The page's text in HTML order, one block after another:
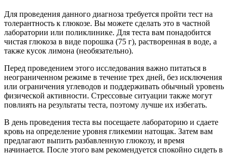
Для проведения данного диагноза требуется пройти тест на
толерантность к глюкозе. Вы можете сделать это в частной
лаборатории или поликлинике. Для теста вам понадобится
чистая глюкоза в виде порошка (75 г), растворенная в воде, а
также кусок лимона (необязательно).
Перед проведением этого исследования важно питаться в
неограниченном режиме в течение трех дней, без исключения
или ограничения углеводов и поддерживать обычный уровень
физической активности. Стрессовые ситуации также могут
повлиять на результаты теста, поэтому лучше их избегать.
В день проведения теста вы посещаете лабораторию и сдаете
кровь на определение уровня гликемии натощак. Затем вам
предлагают выпить разбавленную глюкозу, и время
начинается. После этого вам рекомендуется спокойно сидеть в